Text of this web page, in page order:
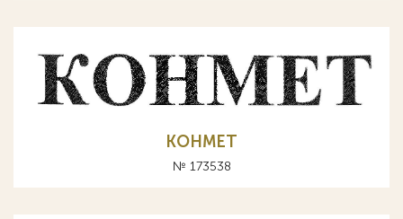
КОНМЕТ
№ 173538